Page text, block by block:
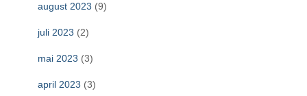
august 2023 (9)
juli 2023 (2)
mai 2023 (3)
april 2023 (3)